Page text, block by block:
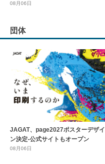
08月06日
団体
JAGAT、page2027ポスターデザイ
ン決定-公式サイトもオープン
08月06日